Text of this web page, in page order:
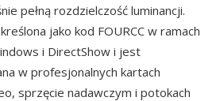
pełną rozdzielczość luminancji.
jako kod FOURCC w ramach
i DirectShow i jest
w profesjonalnych kartach
sprzęcie nadawczym i potokach